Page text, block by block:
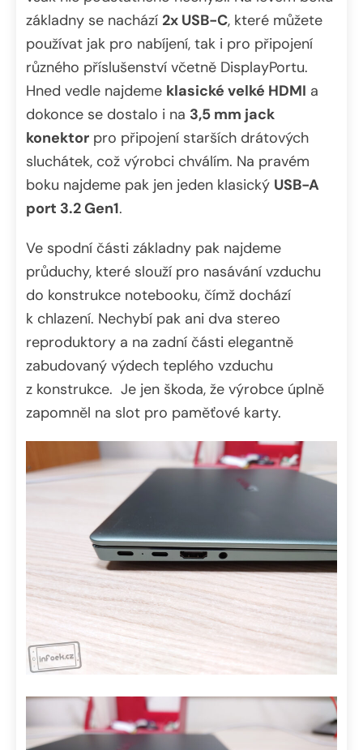
základny se nachází 2x USB-C, které můžete
používat jak pro nabíjení, tak i pro připojení
různého příslušenství včetně DisplayPortu.
Hned vedle najdeme klasické velké HDMI a
dokonce se dostalo i na 3,5 mm jack
konektor pro připojení starších drátových
sluchátek, což výrobci chválím. Na pravém
boku najdeme pak jen jeden klasický USB-A
port 3.2 Gen1.
Ve spodní části základny pak najdeme
průduchy, které slouží pro nasávání vzduchu
do konstrukce notebooku, čímž dochází
k chlazení. Nechybí pak ani dva stereo
reproduktory a na zadní části elegantně
zabudovaný výdech teplého vzduchu
z konstrukce. Je jen škoda, že výrobce úplně
zapomněl na slot pro paměťové karty.